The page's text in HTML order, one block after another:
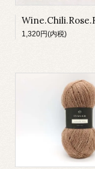
1,320円(内税)